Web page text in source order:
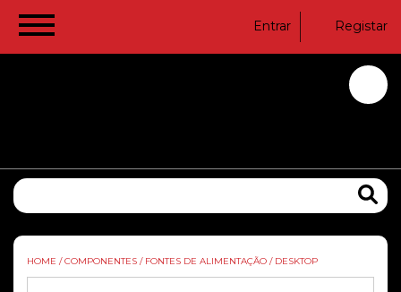
Entrar Registar
HOME / COMPONENTES / FONTES DE ALIMENTAÇÃO / DESKTOP